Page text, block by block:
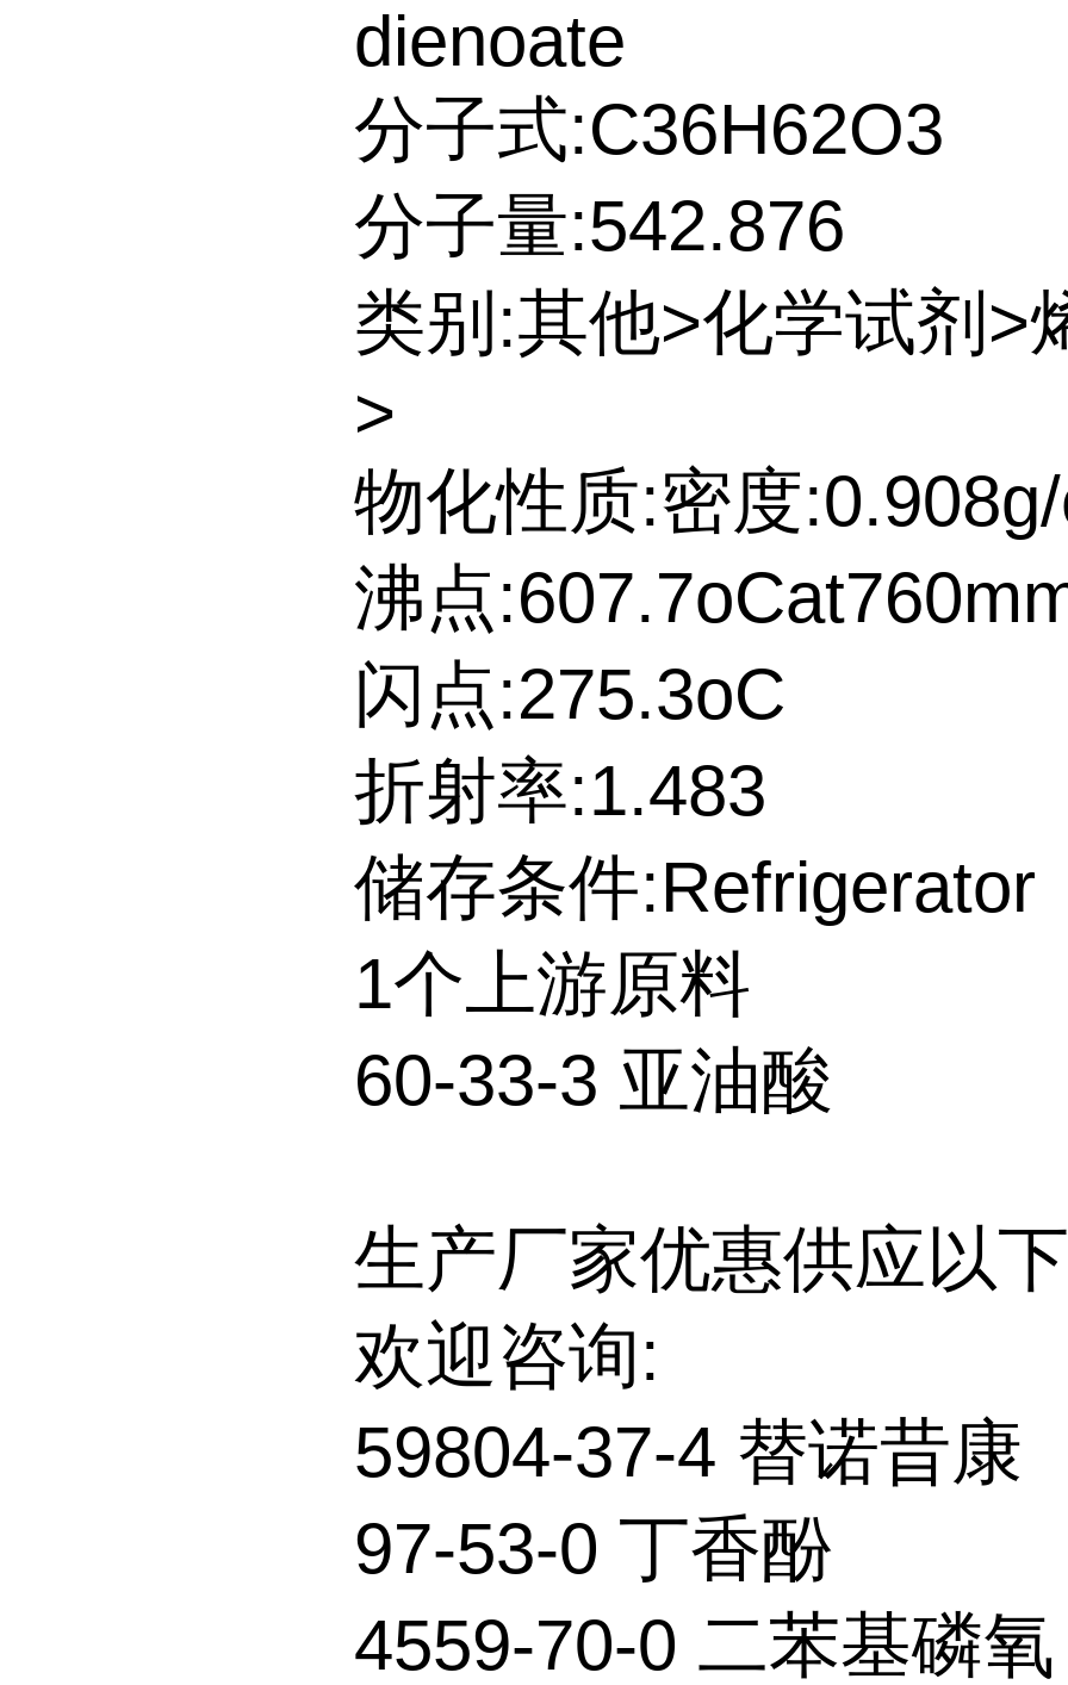
dienoate
分子式:C36H62O3
分子量:542.876
类别:其他>化学试剂>
>
物化性质:密度
沸点
闪点:275.3oC
折射率:1.483
储存条件:Refrigerator
1个上游原料
60-33-3 亚油酸
生产厂家优惠供应以
欢迎咨询:
59804-37-4 替诺昔康
97-53-0 丁香酚
4559-70-0 二苯基磷氧